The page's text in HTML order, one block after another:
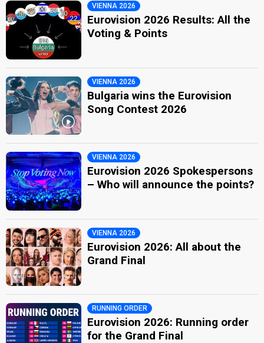
VIENNA 2026
Eurovision 2026 Results: All the
Voting & Points
VIENNA 2026
Bulgaria wins the Eurovision
Song Contest 2026
VIENNA 2026
Eurovision 2026 Spokespersons
– Who will announce the points?
VIENNA 2026
Eurovision 2026: All about the
Grand Final
RUNNING ORDER
Eurovision 2026: Running order
for the Grand Final